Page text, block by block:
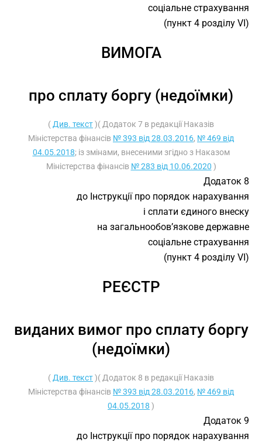
соціальне страхування
(пункт 4 розділу VI)
ВИМОГА
про сплату боргу (недоїмки)
( Див. текст)( Додаток 7 в редакції Наказів
Міністерства фінансів № 393 від 28.03.2016, № 469 від
04.05.2018; із змінами, внесеними згідно з Наказом
Міністерства фінансів № 283 від 10.06.2020 )
Додаток 8
до Інструкції про порядок нарахування
і сплати єдиного внеску
на загальнообов’язкове державне
соціальне страхування
(пункт 4 розділу VI)
РЕЄСТР
виданих вимог про сплату боргу
(недоїмки)
( Див. текст)( Додаток 8 в редакції Наказів
Міністерства фінансів № 393 від 28.03.2016, № 469 від
04.05.2018 )
Додаток 9
до Інструкції про порядок нарахування